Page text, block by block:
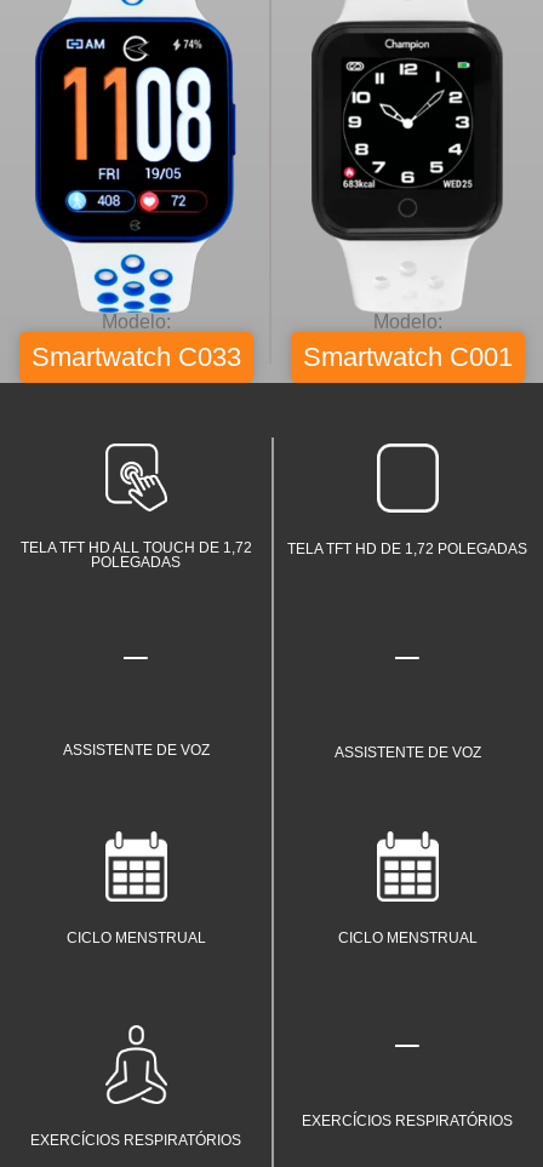
Modelo:
Smartwatch C033
TELA TFT HD ALL TOUCH DE 1,72
POLEGADAS
Tela All Touch de 1,72 polegadas
com tecnologia TFT HD, que garante
imagens mais nítidas e contraste
ASSISTENTE DE VOZ
CICLO MENSTRUAL
Monitore cada fase do seu ciclo
menstrual com praticidade.
EXERCÍCIOS RESPIRATÓRIOS
Pratique exercícios respiratórios
guiados para relaxar e reduzir o
estresse.
Modelo:
Smartwatch C001
TELA TFT HD DE 1,72 POLEGADAS
Tela de 1,72 polegadas com
imagens mais nítidas e contraste
ASSISTENTE DE VOZ
CICLO MENSTRUAL
Monitore cada fase do seu ciclo
menstrual com praticidade.
EXERCÍCIOS RESPIRATÓRIOS